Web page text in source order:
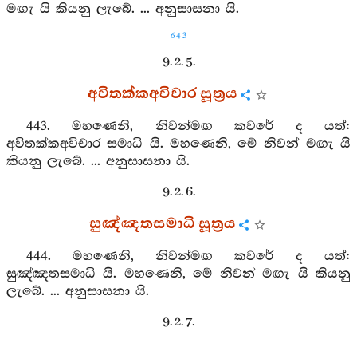
මඟැ යි කියනු ලැබේ. ... අනුසාසනා යි.
643
9. 2. 5.
අවිතක්කඅවිචාර සූත්‍රය
443. මහණෙනි, නිවන්මඟ කවරේ ද යත්:
අවිතක්කඅවිචාර සමාධි යි. මහණෙනි, මේ නිවන් මඟැ යි
කියනු ලැබේ. ... අනුසාසනා යි.
9. 2. 6.
සුඤ්ඤතසමාධි සූත්‍රය
444. මහණෙනි, නිවන්මඟ කවරේ ද යත්:
සුඤ්ඤතසමාධි යි. මහණෙනි, මේ නිවන් මඟැ යි කියනු
ලැබේ. ... අනුසාසනා යි.
9. 2. 7.